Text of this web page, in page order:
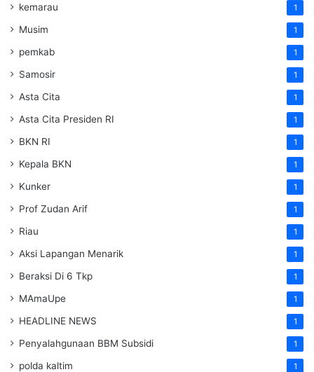
kemarau 1
Musim 1
pemkab 1
Samosir 1
Asta Cita 1
Asta Cita Presiden RI 1
BKN RI 1
Kepala BKN 1
Kunker 1
Prof Zudan Arif 1
Riau 1
Aksi Lapangan Menarik 1
Beraksi Di 6 Tkp 1
MAmaUpe 1
HEADLINE NEWS 1
Penyalahgunaan BBM Subsidi 1
polda kaltim 1